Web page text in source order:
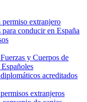
extranjero
conducir en España
y Cuerpos de
acreditados
extranjeros